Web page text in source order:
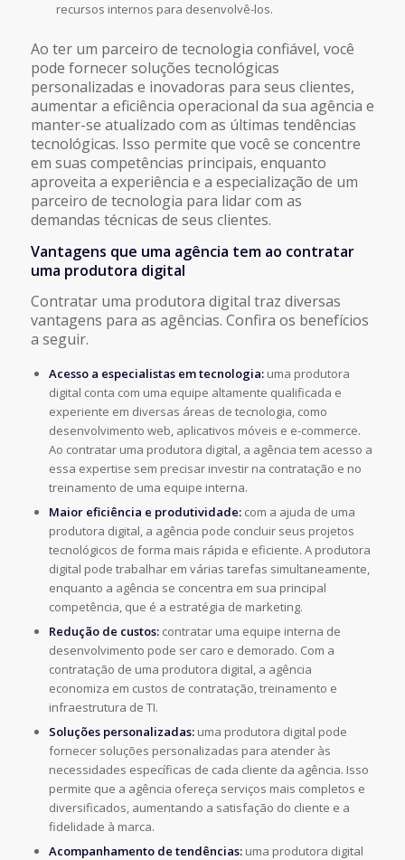
recursos internos para desenvolvê-los.
Ao ter um parceiro de tecnologia confiável, você
pode fornecer soluções tecnológicas
personalizadas e inovadoras para seus clientes,
aumentar a eficiência operacional da sua agência e
manter-se atualizado com as últimas tendências
tecnológicas. Isso permite que você se concentre
em suas competências principais, enquanto
aproveita a experiência e a especialização de um
parceiro de tecnologia para lidar com as
demandas técnicas de seus clientes.
Vantagens que uma agência tem ao contratar
uma produtora digital
Contratar uma produtora digital traz diversas
vantagens para as agências. Confira os benefícios
a seguir.
Acesso a especialistas em tecnologia:uma produtora
digital conta com uma equipe altamente qualificada e
experiente em diversas áreas de tecnologia, como
desenvolvimento web, aplicativos móveis e e-commerce.
Ao contratar uma produtora digital, a agência tem acesso a
essa expertise sem precisar investir na contratação e no
treinamento de uma equipe interna.
Maior eficiência e produtividade:com a ajuda de uma
produtora digital, a agência pode concluir seus projetos
tecnológicos de forma mais rápida e eficiente. A produtora
digital pode trabalhar em várias tarefas simultaneamente,
enquanto a agência se concentra em sua principal
competência, que é a estratégia de marketing.
Redução de custos:contratar uma equipe interna de
desenvolvimento pode ser caro e demorado. Com a
contratação de uma produtora digital, a agência
economiza em custos de contratação, treinamento e
infraestrutura de TI.
Soluções personalizadas:uma produtora digital pode
fornecer soluções personalizadas para atender às
necessidades específicas de cada cliente da agência. Isso
permite que a agência ofereça serviços mais completos e
diversificados, aumentando a satisfação do cliente e a
fidelidade à marca.
Acompanhamento de tendências:uma produtora digital